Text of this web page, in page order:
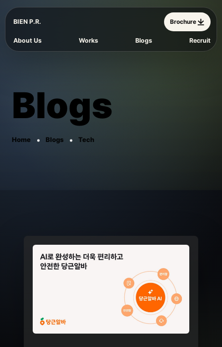
BIEN P.R.
About Us Works Blogs Recruit
Brochure
Blogs
Home Blogs Tech